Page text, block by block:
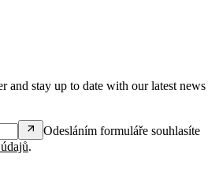
and stay up to date with our latest news
Odesláním formuláře souhlasíte
.